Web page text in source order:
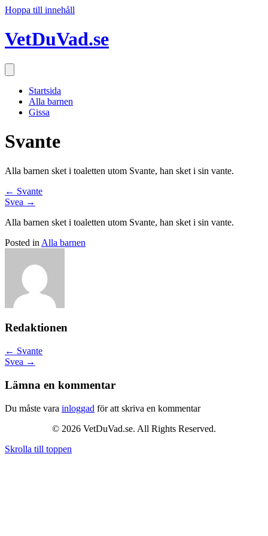
Hoppa till innehåll
VetDuVad.se
Startsida
Alla barnen
Gissa
Svante
Alla barnen sket i toaletten utom Svante, han sket i sin vante.
Posts
navigation
← Svante
Svea →
Alla barnen sket i toaletten utom Svante, han sket i sin vante.
Posted in Alla barnen
Redaktionen
Posts
navigation
← Svante
Svea →
Lämna en kommentar
Du måste vara inloggad för att skriva en kommentar
© 2026 VetDuVad.se. All Rights Reserved.
Skrolla till toppen